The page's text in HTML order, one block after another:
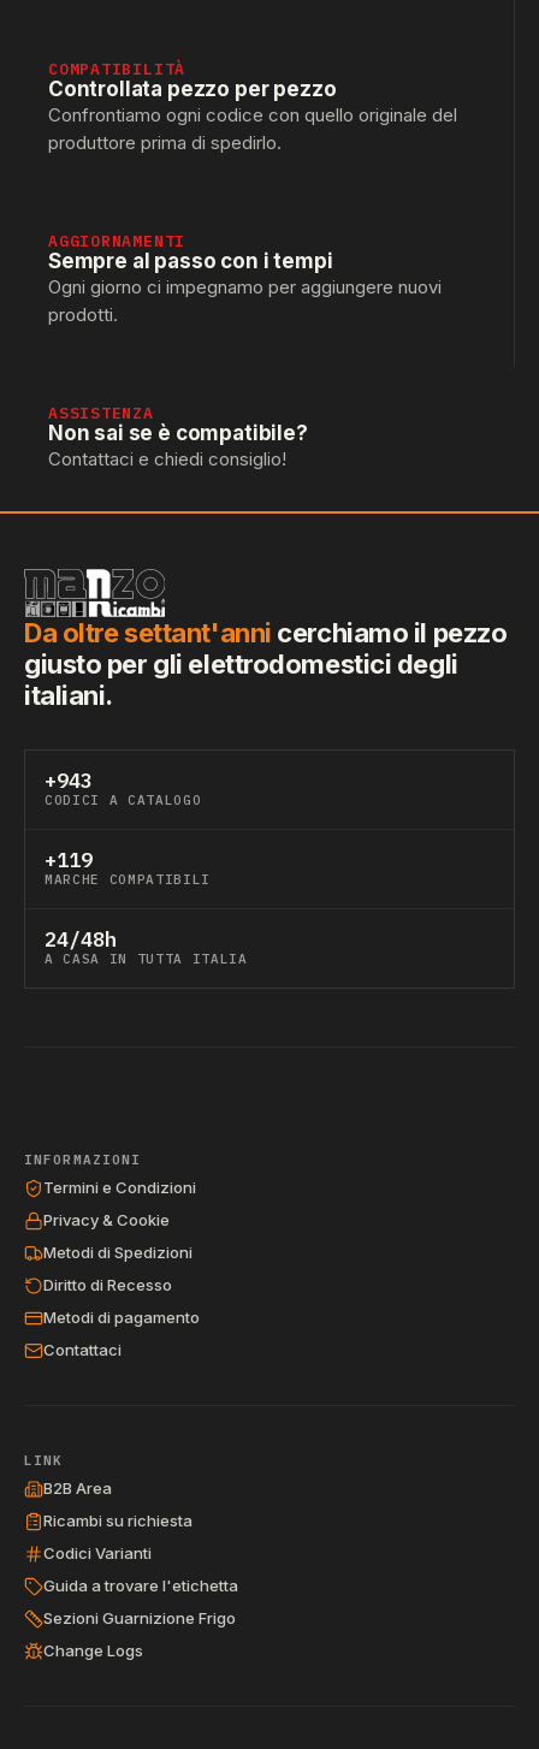
COMPATIBILITÀ
Controllata pezzo per pezzo
Confrontiamo ogni codice con quello originale del
produttore prima di spedirlo.
AGGIORNAMENTI
Sempre al passo con i tempi
Ogni giorno ci impegnamo per aggiungere nuovi
prodotti.
ASSISTENZA
Non sai se è compatibile?
Contattaci e chiedi consiglio!
Da oltre settant'anni cerchiamo il pezzo
giusto per gli elettrodomestici degli
italiani.
+943
CODICI A CATALOGO
+119
MARCHE COMPATIBILI
24/48h
A CASA IN TUTTA ITALIA
INFORMAZIONI
Termini e Condizioni
Privacy & Cookie
Metodi di Spedizioni
Diritto di Recesso
Metodi di pagamento
Contattaci
LINK
B2B Area
Ricambi su richiesta
Codici Varianti
Guida a trovare l'etichetta
Sezioni Guarnizione Frigo
Change Logs